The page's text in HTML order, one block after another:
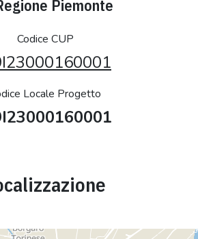
Piemonte
Codice CUP
Locale Progetto